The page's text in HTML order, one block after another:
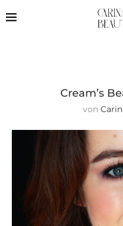
Cream’s
von